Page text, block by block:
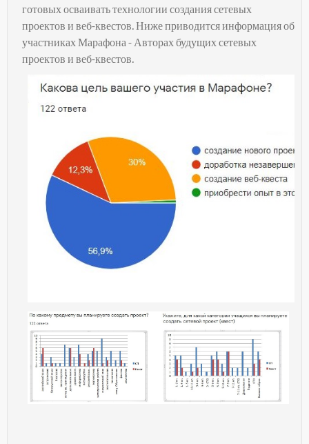
готовых осваивать технологии создания сетевых
проектов и веб-квестов. Ниже приводится информация об
участниках Марафона - Авторах будущих сетевых
проектов и веб-квестов.